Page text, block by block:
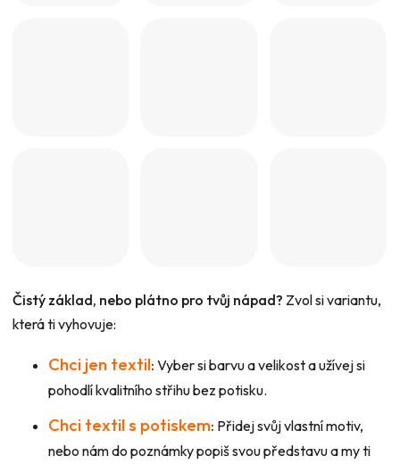
Čistý základ, nebo plátno pro tvůj nápad? Zvol si variantu,
která ti vyhovuje:
Chci jen textil: Vyber si barvu a velikost a užívej si
pohodlí kvalitního střihu bez potisku.
Chci textil s potiskem: Přidej svůj vlastní motiv,
nebo nám do poznámky popiš svou představu a my ti